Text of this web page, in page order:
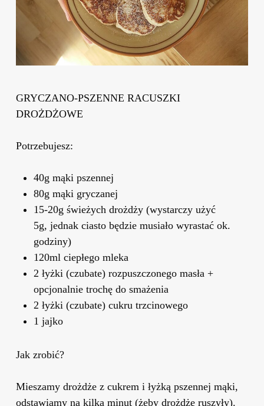
GRYCZANO-PSZENNE RACUSZKI
DROŻDŻOWE
Potrzebujesz:
40g mąki pszennej
80g mąki gryczanej
15-20g świeżych drożdży (wystarczy użyć
5g, jednak ciasto będzie musiało wyrastać ok.
godziny)
120ml ciepłego mleka
2 łyżki (czubate) rozpuszczonego masła +
opcjonalnie trochę do smażenia
2 łyżki (czubate) cukru trzcinowego
1 jajko
Jak zrobić?
Mieszamy drożdże z cukrem i łyżką pszennej mąki,
odstawiamy na kilka minut (żeby drożdże ruszyły).